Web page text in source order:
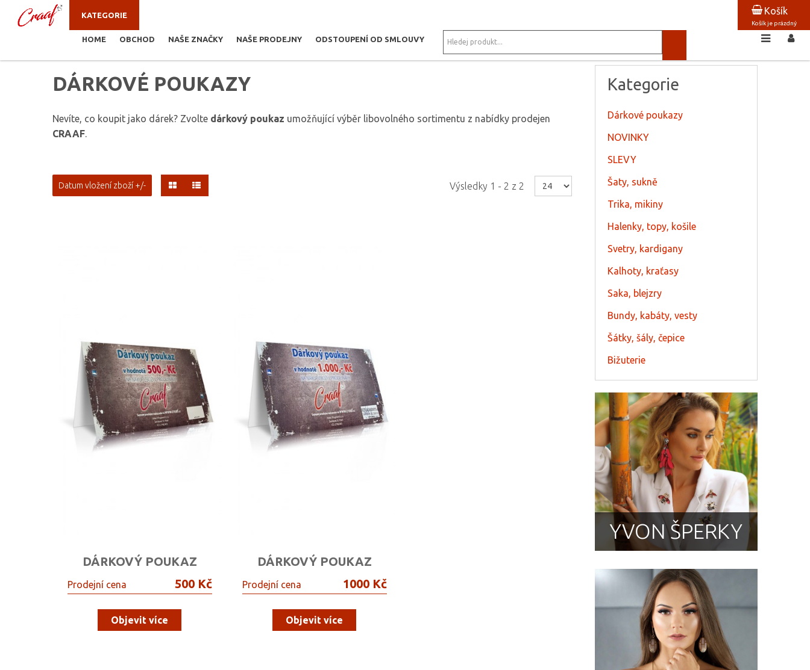
Košík
Košík je prázdný
KATEGORIE
HOME OBCHOD NAŠE ZNAČKY NAŠE PRODEJNY ODSTOUPENÍ OD SMLOUVY
DÁRKOVÉ POUKAZY
DÁRKOVÉ POUKAZY
Nevíte, co koupit jako dárek? Zvolte dárkový poukaz umožňující výběr libovolného sortimentu z nabídky prodejen
CRAAF.
Datum vložení zboží +/- Výsledky 1 - 2 z 2
DÁRKOVÝ POUKAZ
Prodejní cena 500 Kč
Objevit více
DÁRKOVÝ POUKAZ
Prodejní cena 1000 Kč
Objevit více
Kategorie
Dárkové poukazy
NOVINKY
SLEVY
Šaty, sukně
Trika, mikiny
Halenky, topy, košile
Svetry, kardigany
Kalhoty, kraťasy
Saka, blejzry
Bundy, kabáty, vesty
Šátky, šály, čepice
Bižuterie
YVON ŠPERKY